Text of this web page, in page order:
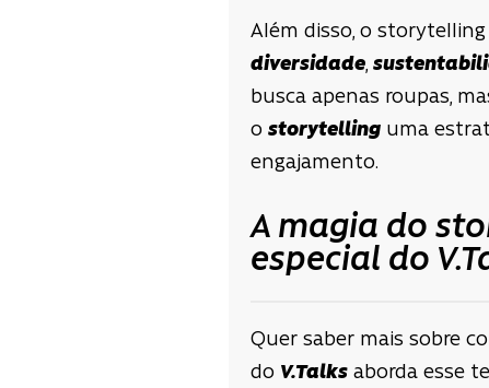
Além disso, o
diversidade,
busca apenas roupas,
o storytelling uma
engajamento.
A magia do
especial do
Quer saber mais sobre
do V.Talks aborda esse